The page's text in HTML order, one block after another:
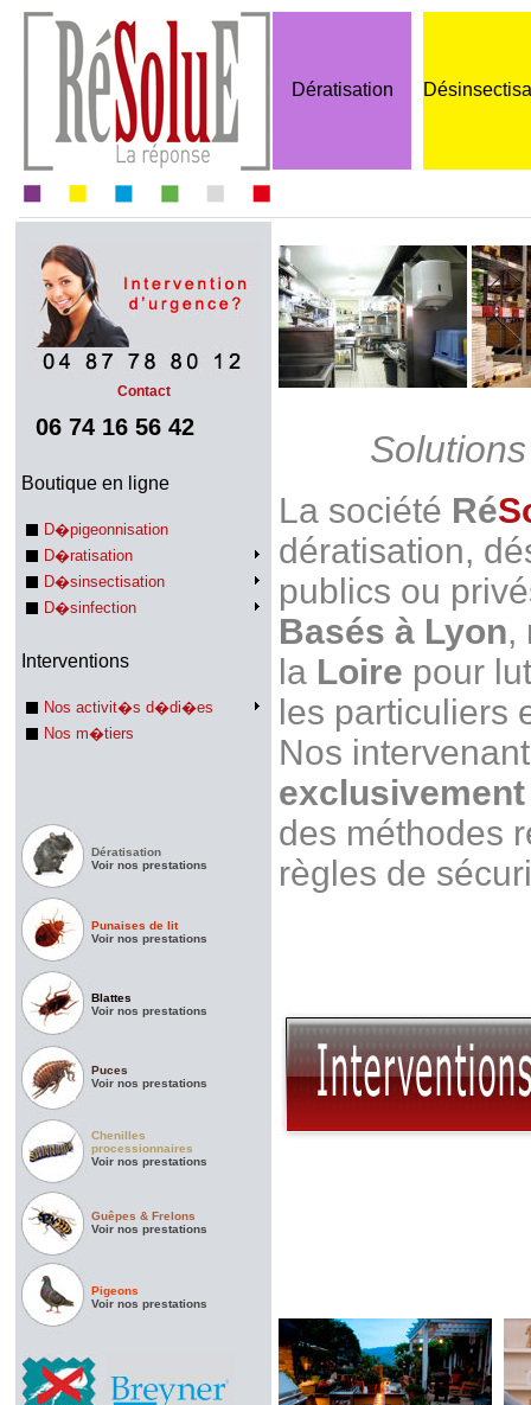
Dératisation
Contact
06 74 16 56 42
Boutique en ligne
D�pigeonnisation
D�ratisation
D�sinsectisation
D�sinfection
Interventions
Nos activit�s d�di�es
Nos m�tiers
Dératisation
Voir nos prestations
Punaises de lit
Voir nos prestations
Blattes
Voir nos prestations
Puces
Voir nos prestations
Chenilles
processionnaires
Voir nos prestations
Guêpes & Frelons
Voir nos prestations
Pigeons
Voir nos prestations
La société Ré
dératisation,
publics ou
Basés à Lyon,
la Loire pour
les particuliers
Nos
des méthodes
règles de